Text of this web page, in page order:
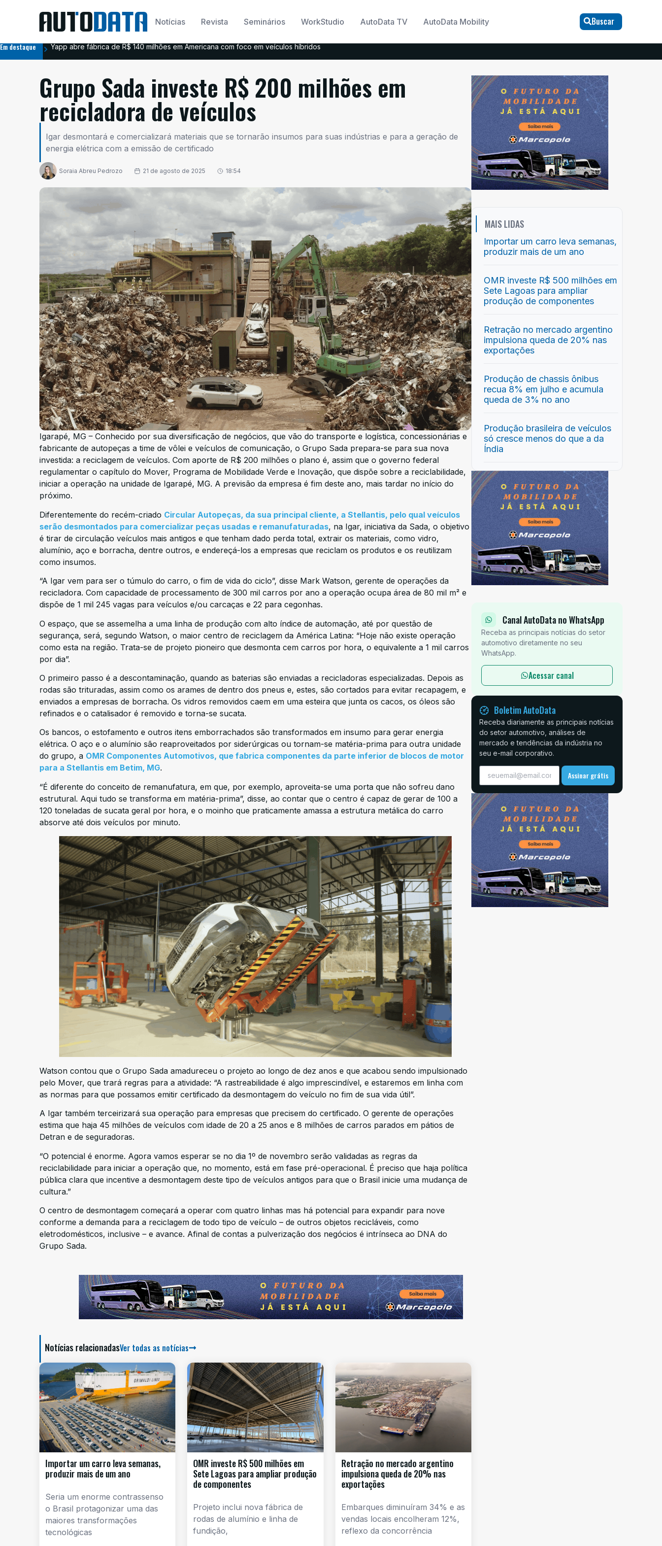
Notícias Revista Seminários WorkStudio AutoData TV AutoData Mobility Buscar
Em destaque Yapp abre fábrica de R$ 140 milhões em Americana com foco em veículos híbridos
Grupo Sada investe R$ 200 milhões em
recicladora de veículos
Igar desmontará e comercializará materiais que se tornarão insumos para suas indústrias e para a geração de
energia elétrica com a emissão de certificado
Soraia Abreu Pedrozo 21 de agosto de 2025 18:54
Igarapé, MG – Conhecido por sua diversificação de negócios, que vão do transporte e logística, concessionárias e
fabricante de autopeças a time de vôlei e veículos de comunicação, o Grupo Sada prepara-se para sua nova
investida: a reciclagem de veículos. Com aporte de R$ 200 milhões o plano é, assim que o governo federal
regulamentar o capítulo do Mover, Programa de Mobilidade Verde e Inovação, que dispõe sobre a reciclabilidade,
iniciar a operação na unidade de Igarapé, MG. A previsão da empresa é fim deste ano, mais tardar no início do
próximo.
Diferentemente do recém-criado Circular Autopeças, da sua principal cliente, a Stellantis, pelo qual veículos
serão desmontados para comercializar peças usadas e remanufaturadas, na Igar, iniciativa da Sada, o objetivo
é tirar de circulação veículos mais antigos e que tenham dado perda total, extrair os materiais, como vidro,
alumínio, aço e borracha, dentre outros, e endereçá-los a empresas que reciclam os produtos e os reutilizam
como insumos.
“A Igar vem para ser o túmulo do carro, o fim de vida do ciclo”, disse Mark Watson, gerente de operações da
recicladora. Com capacidade de processamento de 300 mil carros por ano a operação ocupa área de 80 mil m² e
dispõe de 1 mil 245 vagas para veículos e/ou carcaças e 22 para cegonhas.
O espaço, que se assemelha a uma linha de produção com alto índice de automação, até por questão de
segurança, será, segundo Watson, o maior centro de reciclagem da América Latina: “Hoje não existe operação
como esta na região. Trata-se de projeto pioneiro que desmonta cem carros por hora, o equivalente a 1 mil carros
por dia”.
O primeiro passo é a descontaminação, quando as baterias são enviadas a recicladoras especializadas. Depois as
rodas são trituradas, assim como os arames de dentro dos pneus e, estes, são cortados para evitar recapagem, e
enviados a empresas de borracha. Os vidros removidos caem em uma esteira que junta os cacos, os óleos são
refinados e o catalisador é removido e torna-se sucata.
Os bancos, o estofamento e outros itens emborrachados são transformados em insumo para gerar energia
elétrica. O aço e o alumínio são reaproveitados por siderúrgicas ou tornam-se matéria-prima para outra unidade
do grupo, a OMR Componentes Automotivos, que fabrica componentes da parte inferior de blocos de motor
para a Stellantis em Betim, MG.
“É diferente do conceito de remanufatura, em que, por exemplo, aproveita-se uma porta que não sofreu dano
estrutural. Aqui tudo se transforma em matéria-prima”, disse, ao contar que o centro é capaz de gerar de 100 a
120 toneladas de sucata geral por hora, e o moinho que praticamente amassa a estrutura metálica do carro
absorve até dois veículos por minuto.
Watson contou que o Grupo Sada amadureceu o projeto ao longo de dez anos e que acabou sendo impulsionado
pelo Mover, que trará regras para a atividade: “A rastreabilidade é algo imprescindível, e estaremos em linha com
as normas para que possamos emitir certificado da desmontagem do veículo no fim de sua vida útil”.
A Igar também terceirizará sua operação para empresas que precisem do certificado. O gerente de operações
estima que haja 45 milhões de veículos com idade de 20 a 25 anos e 8 milhões de carros parados em pátios de
Detran e de seguradoras.
“O potencial é enorme. Agora vamos esperar se no dia 1º de novembro serão validadas as regras da
reciclabilidade para iniciar a operação que, no momento, está em fase pré-operacional. É preciso que haja política
pública clara que incentive a desmontagem deste tipo de veículos antigos para que o Brasil inicie uma mudança de
cultura.”
O centro de desmontagem começará a operar com quatro linhas mas há potencial para expandir para nove
conforme a demanda para a reciclagem de todo tipo de veículo – de outros objetos recicláveis, como
eletrodomésticos, inclusive – e avance. Afinal de contas a pulverização dos negócios é intrínseca ao DNA do
Grupo Sada.
Notícias relacionadasVer todas as notícias
Importar um carro leva semanas,
produzir mais de um ano
Seria um enorme contrassenso
o Brasil protagonizar uma das
maiores transformações
tecnológicas
OMR investe R$ 500 milhões em
Sete Lagoas para ampliar produção
de componentes
Projeto inclui nova fábrica de
rodas de alumínio e linha de
fundição,
Retração no mercado argentino
impulsiona queda de 20% nas
exportações
Embarques diminuíram 34% e as
vendas locais encolheram 12%,
reflexo da concorrência
MAIS LIDAS
Importar um carro leva semanas,
produzir mais de um ano
OMR investe R$ 500 milhões em
Sete Lagoas para ampliar
produção de componentes
Retração no mercado argentino
impulsiona queda de 20% nas
exportações
Produção de chassis ônibus
recua 8% em julho e acumula
queda de 3% no ano
Produção brasileira de veículos
só cresce menos do que a da
Índia
Canal AutoData no WhatsApp
Receba as principais notícias do setor
automotivo diretamente no seu
WhatsApp.
Acessar canal
Boletim AutoData
Receba diariamente as principais notícias
do setor automotivo, análises de
mercado e tendências da indústria no
seu e-mail corporativo.
Assinar grátis